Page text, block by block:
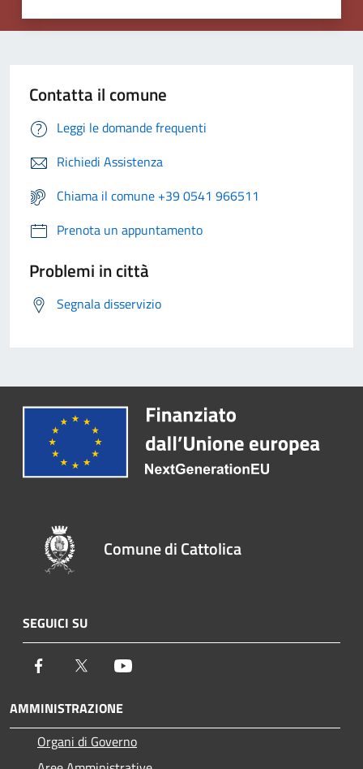
Contatta il comune
Leggi le domande frequenti
Richiedi Assistenza
Chiama il comune +39 0541 966511
Prenota un appuntamento
Problemi in città
Segnala disservizio
Comune di Cattolica
SEGUICI SU
Facebook Twitter
AMMINISTRAZIONE
Organi di Governo